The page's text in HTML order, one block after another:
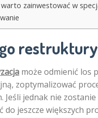
zainwestować w
może odmienić los
zoptymalizować
Jeśli jednak nie
do jeszcze większych